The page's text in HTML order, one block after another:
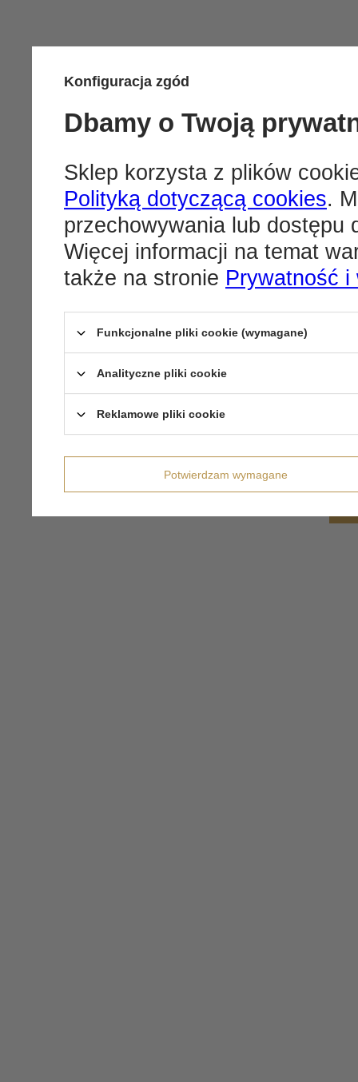
Konfiguracja zgód
Dbamy o Twoją
Sklep korzysta z plików
Polityką dotyczącą cookies.
przechowywania lub dostępu
Więcej informacji na temat
także na stronie Prywatność i
Funkcjonalne pliki cookie (wymagane)
Analityczne pliki cookie
Reklamowe pliki cookie
Potwierdzam wymagane